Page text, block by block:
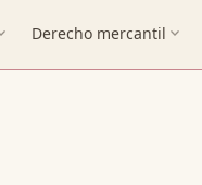
Derecho mercantil expand_more